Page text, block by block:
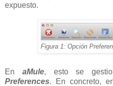
expuesto.
Figura 1: Opción
En aMule, esto se
Preferences. En concreto,